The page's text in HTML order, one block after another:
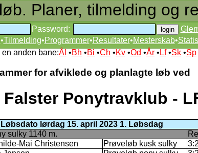
Planer, tilmelding og
Password:
•Tilmelding•Programmer•Resultater•Mesterskab•
anden bane:Ål •Bh •Bi •Ch •Kv •Od •År • Lf•Sk •Sp
for afviklede og planlagte løb ved
Ponytravklub -
Løbsdato lørdag 15. april 2023 1. Løbsdag
sulky 1140 m.
Mai Christensen Prøveløb kusk sulky